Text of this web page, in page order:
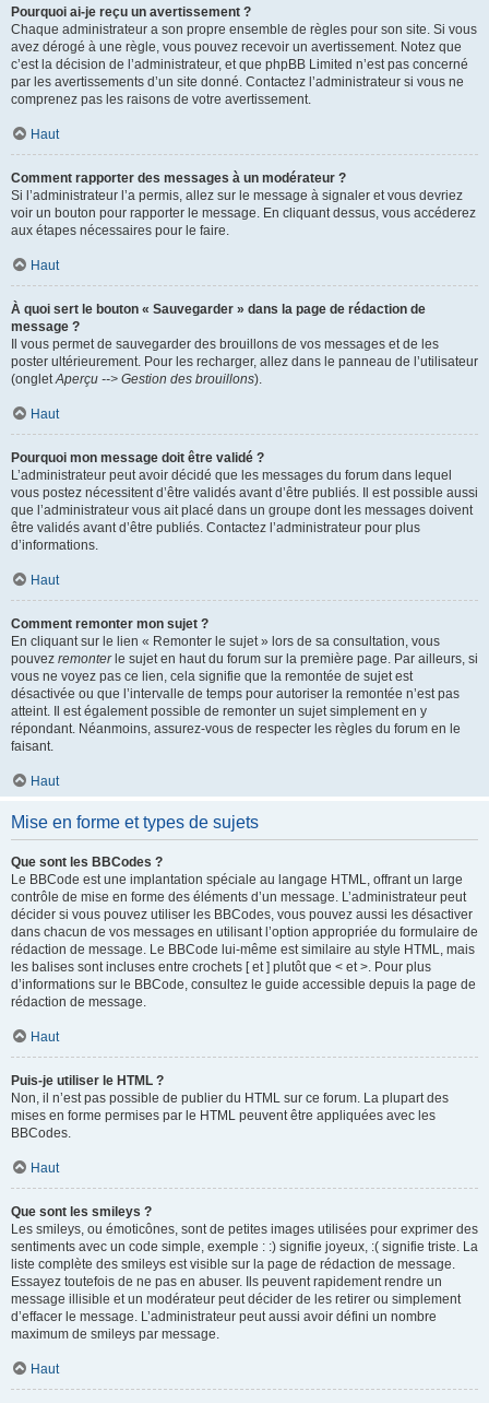
Pourquoi ai-je reçu un avertissement ?
Chaque administrateur a son propre ensemble de règles pour son site. Si vous
avez dérogé à une règle, vous pouvez recevoir un avertissement. Notez que
c’est la décision de l’administrateur, et que phpBB Limited n’est pas concerné
par les avertissements d’un site donné. Contactez l’administrateur si vous ne
comprenez pas les raisons de votre avertissement.
Haut
Comment rapporter des messages à un modérateur ?
Si l’administrateur l’a permis, allez sur le message à signaler et vous devriez
voir un bouton pour rapporter le message. En cliquant dessus, vous accéderez
aux étapes nécessaires pour le faire.
Haut
À quoi sert le bouton « Sauvegarder » dans la page de rédaction de
message ?
Il vous permet de sauvegarder des brouillons de vos messages et de les
poster ultérieurement. Pour les recharger, allez dans le panneau de l’utilisateur
(ongletAperçu --> Gestion des brouillons).
Haut
Pourquoi mon message doit être validé ?
L’administrateur peut avoir décidé que les messages du forum dans lequel
vous postez nécessitent d’être validés avant d’être publiés. Il est possible aussi
que l’administrateur vous ait placé dans un groupe dont les messages doivent
être validés avant d’être publiés. Contactez l’administrateur pour plus
d’informations.
Haut
Comment remonter mon sujet ?
En cliquant sur le lien « Remonter le sujet » lors de sa consultation, vous
pouvez remonterle sujet en haut du forum sur la première page. Par ailleurs, si
vous ne voyez pas ce lien, cela signifie que la remontée de sujet est
désactivée ou que l’intervalle de temps pour autoriser la remontée n’est pas
atteint. Il est également possible de remonter un sujet simplement en y
répondant. Néanmoins, assurez-vous de respecter les règles du forum en le
faisant.
Haut
Mise en forme et types de sujets
Que sont les BBCodes ?
Le BBCode est une implantation spéciale au langage HTML, offrant un large
contrôle de mise en forme des éléments d’un message. L’administrateur peut
décider si vous pouvez utiliser les BBCodes, vous pouvez aussi les désactiver
dans chacun de vos messages en utilisant l’option appropriée du formulaire de
rédaction de message. Le BBCode lui-même est similaire au style HTML, mais
les balises sont incluses entre crochets [ et ] plutôt que < et >. Pour plus
d’informations sur le BBCode, consultez le guide accessible depuis la page de
rédaction de message.
Haut
Puis-je utiliser le HTML ?
Non, il n’est pas possible de publier du HTML sur ce forum. La plupart des
mises en forme permises par le HTML peuvent être appliquées avec les
BBCodes.
Haut
Que sont les smileys ?
Les smileys, ou émoticônes, sont de petites images utilisées pour exprimer des
sentiments avec un code simple, exemple : :) signifie joyeux, :( signifie triste. La
liste complète des smileys est visible sur la page de rédaction de message.
Essayez toutefois de ne pas en abuser. Ils peuvent rapidement rendre un
message illisible et un modérateur peut décider de les retirer ou simplement
d’effacer le message. L’administrateur peut aussi avoir défini un nombre
maximum de smileys par message.
Haut